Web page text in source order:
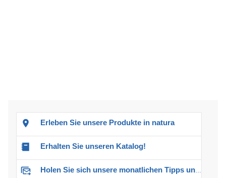
Erleben Sie unsere Produkte in natura
Erhalten Sie unseren Katalog!
Holen Sie sich unsere monatlichen Tipps und Angebote